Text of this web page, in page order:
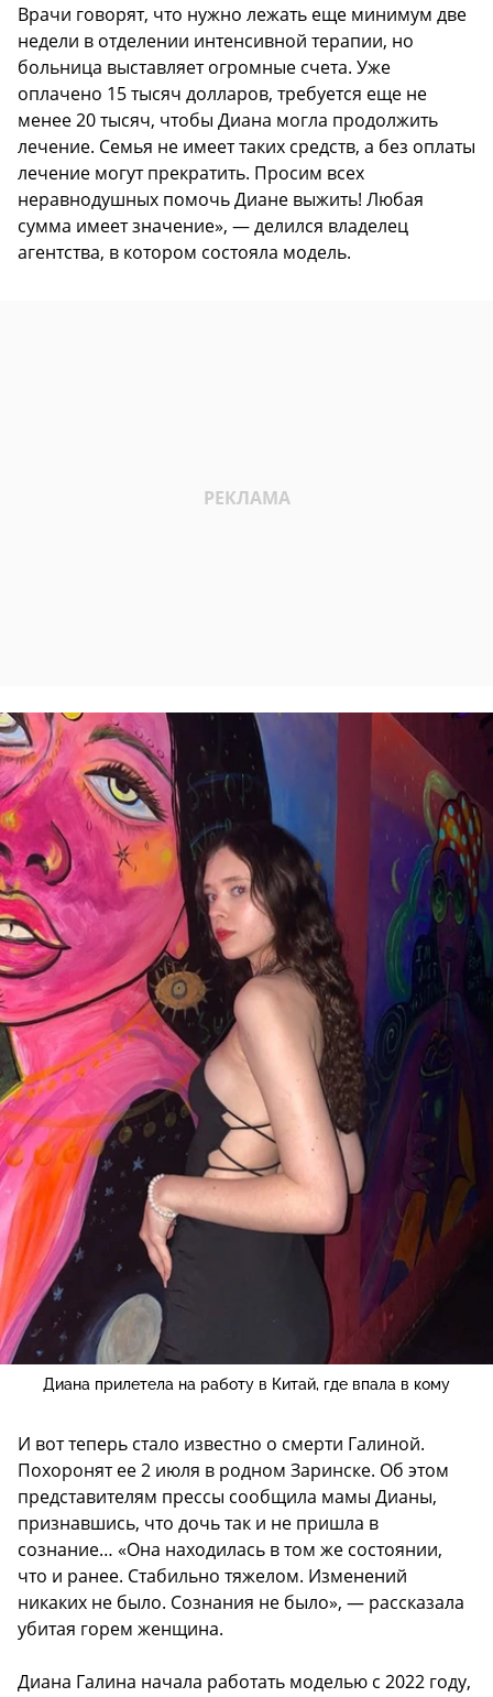
Врачи говорят, что нужно лежать еще минимум две
недели в отделении интенсивной терапии, но
больница выставляет огромные счета. Уже
оплачено 15 тысяч долларов, требуется еще не
менее 20 тысяч, чтобы Диана могла продолжить
лечение. Семья не имеет таких средств, а без оплаты
лечение могут прекратить. Просим всех
неравнодушных помочь Диане выжить! Любая
сумма имеет значение», — делился владелец
агентства, в котором состояла модель.
Диана прилетела на работу в Китай, где впала в кому
И вот теперь стало известно о смерти Галиной.
Похоронят ее 2 июля в родном Заринске. Об этом
представителям прессы сообщила мамы Дианы,
признавшись, что дочь так и не пришла в
сознание… «Она находилась в том же состоянии,
что и ранее. Стабильно тяжелом. Изменений
никаких не было. Сознания не было», — рассказала
убитая горем женщина.
Диана Галина начала работать моделью с 2022 году,